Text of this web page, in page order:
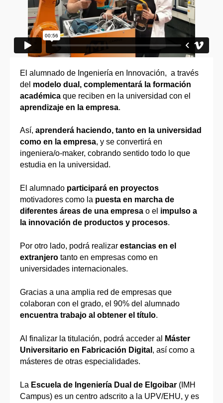
El alumnado de Ingeniería en Innovación, a través
del modelo dual, complementará la formación
académica que reciben en la universidad con el
aprendizaje en la empresa.
Así, aprenderá haciendo, tanto en la universidad
como en la empresa, y se convertirá en
ingeniera/o-maker, cobrando sentido todo lo que
estudia en la universidad.
El alumnado participará en proyectos
motivadores como la puesta en marcha de
diferentes áreas de una empresa o el impulso a
la innovación de productos y procesos.
Por otro lado, podrá realizar estancias en el
extranjero tanto en empresas como en
universidades internacionales.
Gracias a una amplia red de empresas que
colaboran con el grado, el 90% del alumnado
encuentra trabajo al obtener el título.
Al finalizar la titulación, podrá acceder al
Máster
Universitario en Fabricación Digital , así como a
másteres de otras especialidades.
La Escuela de Ingeniería Dual de Elgoibar (IMH
Campus) es un centro adscrito a la UPV/EHU, y es